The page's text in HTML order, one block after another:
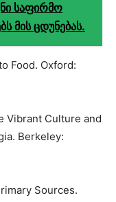
საფირმო
მის ცდუნებას.
Food. Oxford:
Vibrant Culture and
Berkeley:
Sources.